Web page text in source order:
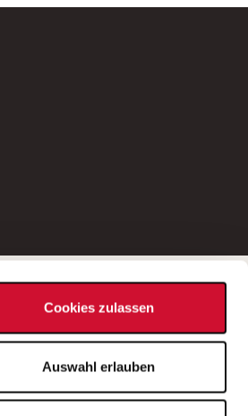
Cookies zulassen
Auswahl erlauben
einer Stellenausschreibung
bitte an die*den in der
genannte*n